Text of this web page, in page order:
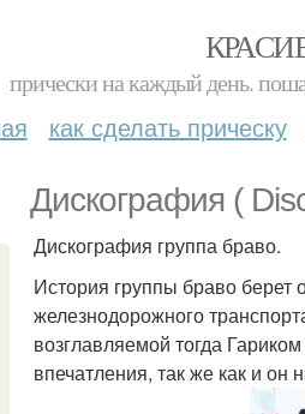
прически на каждый день.
как сделать прическу
Дискография (
Дискография группа браво.
История группы браво берет
железнодорожного
возглавляемой тогда
впечатления, так же как и он